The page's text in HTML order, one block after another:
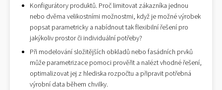
Konfigurátory produktů. Proč limitovat zákazníka jednou
nebo dvěma velikostními možnostmi, když je možné výrobek
popsat parametricky a nabídnout tak flexibilní řešení pro
jakýkoliv prostor či individuální potřeby?
Při modelování složitějších obkladů nebo fasádních prvků
může parametrizace pomoci prověřit a nalézt vhodné řešení,
optimalizovat jej z hlediska rozpočtu a připravit potřebná
výrobní data během chvilky.